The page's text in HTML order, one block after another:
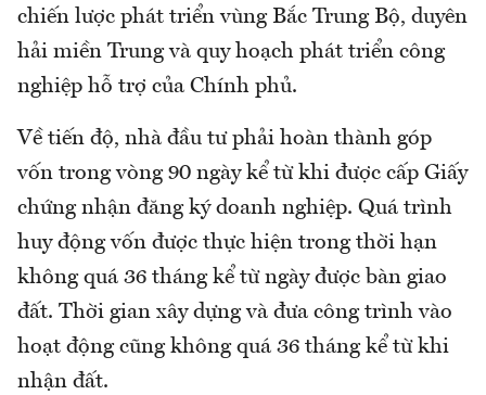
chiến lược phát triển vùng Bắc Trung Bộ, duyên
hải miền Trung và quy hoạch phát triển công
nghiệp hỗ trợ của Chính phủ.
Về tiến độ, nhà đầu tư phải hoàn thành góp
vốn trong vòng 90 ngày kể từ khi được cấp Giấy
chứng nhận đăng ký doanh nghiệp. Quá trình
huy động vốn được thực hiện trong thời hạn
không quá 36 tháng kể từ ngày được bàn giao
đất. Thời gian xây dựng và đưa công trình vào
hoạt động cũng không quá 36 tháng kể từ khi
nhận đất.